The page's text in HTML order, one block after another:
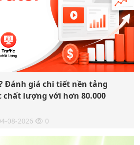
Đánh giá chi tiết nền tảng
lượng với hơn 80.000
08-2026 0